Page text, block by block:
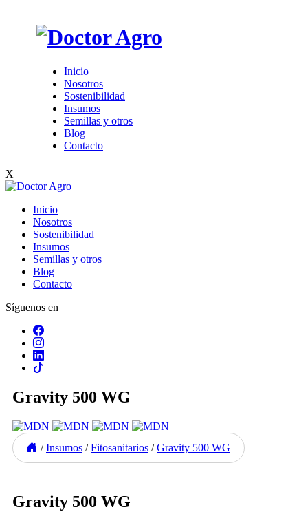
Inicio
Nosotros
Sostenibilidad
Insumos
Semillas y otros
Blog
Contacto
X
Inicio
Nosotros
Sostenibilidad
Insumos
Semillas y otros
Blog
Contacto
Síguenos en
Gravity 500 WG
/ Insumos / Fitosanitarios / Gravity 500 WG
Gravity 500 WG